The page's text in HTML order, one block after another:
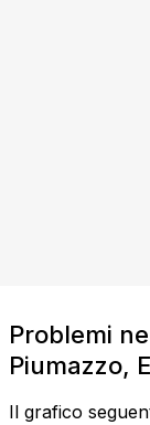
Problemi
Piumazzo,
Il grafico